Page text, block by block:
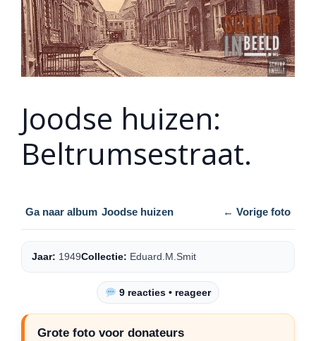
Joodse huizen:
Beltrumsestraat.
Ga naar album Joodse huizen ← Vorige foto
Jaar: 1949Collectie: Eduard.M.Smit
9 reacties • reageer
Grote foto voor donateurs